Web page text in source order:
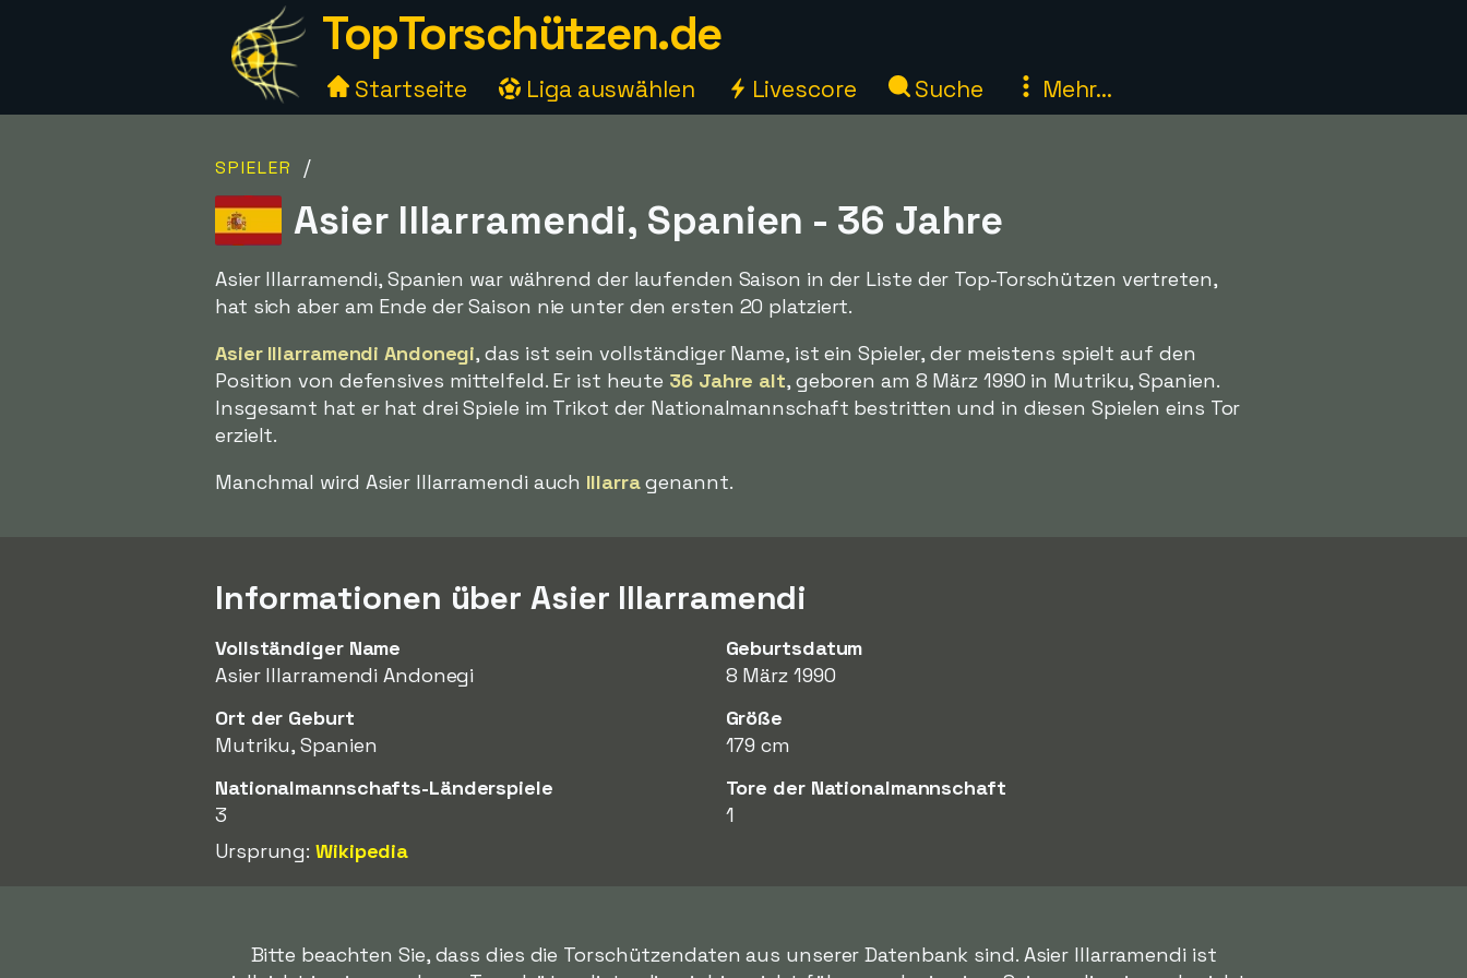
TopTorschützen.de
Startseite Liga auswählen Livescore Suche Mehr...
SPIELER /
Asier Illarramendi, Spanien - 36 Jahre
Asier Illarramendi, Spanien war während der laufenden Saison in der Liste der Top-Torschützen vertreten,
hat sich aber am Ende der Saison nie unter den ersten 20 platziert.
Asier Illarramendi Andonegi, das ist sein vollständiger Name, ist ein Spieler, der meistens spielt auf den
Position von defensives mittelfeld. Er ist heute 36 Jahre alt, geboren am 8 März 1990 in Mutriku, Spanien.
Insgesamt hat er hat drei Spiele im Trikot der Nationalmannschaft bestritten und in diesen Spielen eins Tor
erzielt.
Manchmal wird Asier Illarramendi auch Illarragenannt.
Informationen über Asier Illarramendi
Vollständiger Name
Asier Illarramendi Andonegi
Geburtsdatum
8 März 1990
Ort der Geburt
Mutriku, Spanien
Größe
179 cm
Nationalmannschafts-Länderspiele
3
Tore der Nationalmannschaft
1
Ursprung: Wikipedia
Bitte beachten Sie, dass dies die Torschützendaten aus unserer Datenbank sind. Asier Illarramendi ist